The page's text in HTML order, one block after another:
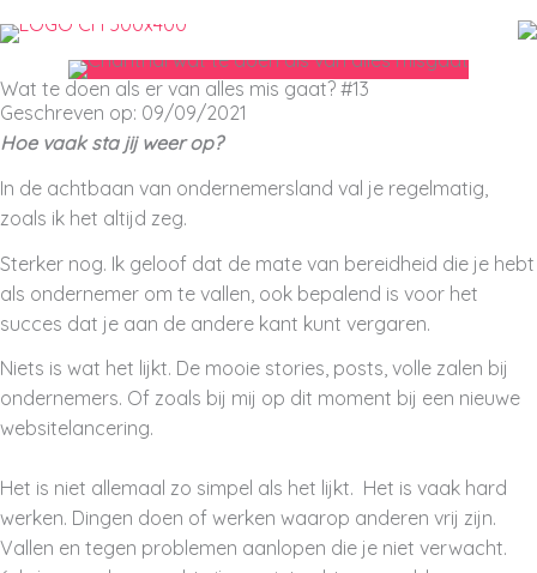
naar
inhoud
Wat te doen als er van alles mis gaat? #13
Geschreven op: 09/09/2021
Hoe vaak sta jij weer op?
In de achtbaan van ondernemersland val je regelmatig,
zoals ik het altijd zeg.
Sterker nog. Ik geloof dat de mate van bereidheid die je hebt
als ondernemer om te vallen, ook bepalend is voor het
succes dat je aan de andere kant kunt vergaren.
Niets is wat het lijkt. De mooie stories, posts, volle zalen bij
ondernemers. Of zoals bij mij op dit moment bij een nieuwe
websitelancering.
Het is niet allemaal zo simpel als het lijkt. Het is vaak hard
werken. Dingen doen of werken waarop anderen vrij zijn.
Vallen en tegen problemen aanlopen die je niet verwacht.